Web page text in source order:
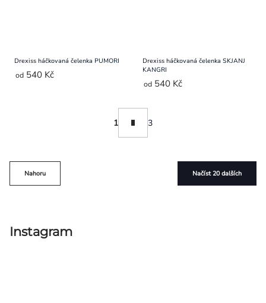
Drexiss háčkovaná čelenka PUMORI
od 540 Kč
Drexiss háčkovaná čelenka SKJANJ
KANGRI
od 540 Kč
Načíst 20 dalších
1 3
Nahoru
Instagram